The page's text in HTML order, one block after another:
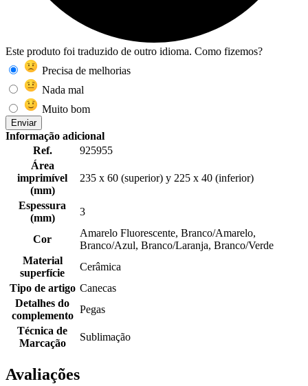
Este produto foi traduzido de outro idioma. Como fizemos?
Precisa de melhorias
Nada mal
Muito bom
Enviar
Informação adicional
Ref.
925955
Área
imprimível
(mm)
235 x 60 (superior) y 225 x 40 (inferior)
Espessura
(mm)
3
Cor
Amarelo Fluorescente, Branco/Amarelo,
Branco/Azul, Branco/Laranja, Branco/Verde
Material
superfície
Cerâmica
Tipo de artigo Canecas
Detalhes do
complemento
Pegas
Técnica de
Marcação
Sublimação
Avaliações